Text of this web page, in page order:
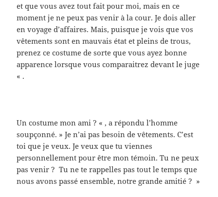
et que vous avez tout fait pour moi, mais en ce
moment je ne peux pas venir à la cour. Je dois aller
en voyage d’affaires. Mais, puisque je vois que vos
vêtements sont en mauvais état et pleins de trous,
prenez ce costume de sorte que vous ayez bonne
apparence lorsque vous comparaitrez devant le juge
« .
Un costume mon ami ? « , a répondu l’homme
soupçonné. » Je n’ai pas besoin de vêtements. C’est
toi que je veux. Je veux que tu viennes
personnellement pour être mon témoin. Tu ne peux
pas venir ? Tu ne te rappelles pas tout le temps que
nous avons passé ensemble, notre grande amitié ? »